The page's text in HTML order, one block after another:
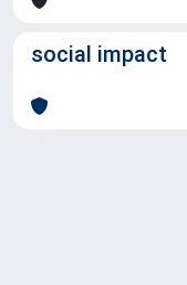
social impact